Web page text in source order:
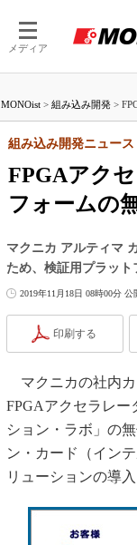
メディア
MONOist > 組み込み開発 >
FPGAアク
フォームの
組み込み開発ニュース
マクニカ アルティマ
ため、検証用プラット
2019年11月18日 08時00分 公
印刷する
マクニカの社内カ
FPGAアクセラレー
ション・ラボ」の
ン・カード（イン
リューションの導入